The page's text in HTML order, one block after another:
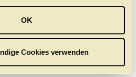
OK
Cookies verwenden